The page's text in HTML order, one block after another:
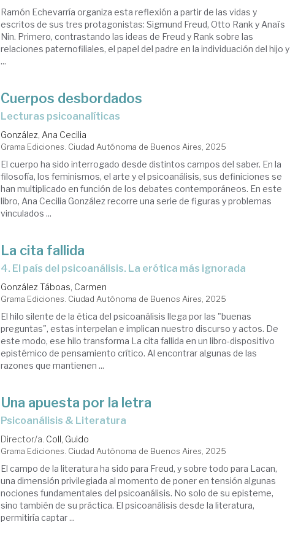
Ramón Echevarría organiza esta reflexión a partir de las vidas y
escritos de sus tres protagonistas: Sigmund Freud, Otto Rank y Anaïs
Nin. Primero, contrastando las ideas de Freud y Rank sobre las
relaciones paternofiliales, el papel del padre en la individuación del hijo y
...
Cuerpos desbordados
Lecturas psicoanalíticas
González, Ana Cecilia
Grama Ediciones. Ciudad Autónoma de Buenos Aires, 2025
El cuerpo ha sido interrogado desde distintos campos del saber. En la
filosofía, los feminismos, el arte y el psicoanálisis, sus definiciones se
han multiplicado en función de los debates contemporáneos. En este
libro, Ana Cecilia González recorre una serie de figuras y problemas
vinculados ...
La cita fallida
4. El país del psicoanálisis. La erótica más ignorada
González Táboas, Carmen
Grama Ediciones. Ciudad Autónoma de Buenos Aires, 2025
El hilo silente de la ética del psicoanálisis llega por las "buenas
preguntas", estas interpelan e implican nuestro discurso y actos. De
este modo, ese hilo transforma La cita fallida en un libro-dispositivo
epistémico de pensamiento crítico. Al encontrar algunas de las
razones que mantienen ...
Una apuesta por la letra
Psicoanálisis & Literatura
Director/a. Coll, Guido
Grama Ediciones. Ciudad Autónoma de Buenos Aires, 2025
El campo de la literatura ha sido para Freud, y sobre todo para Lacan,
una dimensión privilegiada al momento de poner en tensión algunas
nociones fundamentales del psicoanálisis. No solo de su episteme,
sino también de su práctica. El psicoanálisis desde la literatura,
permitiría captar ...